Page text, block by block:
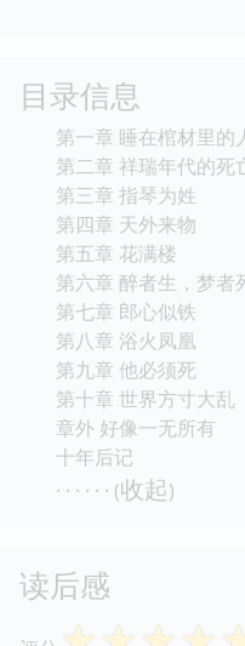
目录信息
第一章 睡在棺材里的
第二章 祥瑞年代的死
第三章 指琴为姓
第四章 天外来物
第五章 花满楼
第六章 醉者生，梦者
第七章 郎心似铁
第八章 浴火凤凰
第九章 他必须死
第十章 世界方寸大乱
章外 好像一无所有
十年后记
· · · · · · (收起)
读后感